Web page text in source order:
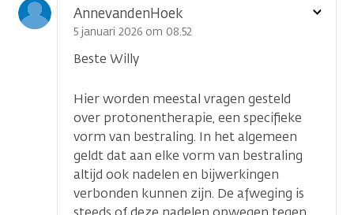
AnnevandenHoek
5 januari 2026 om 08.52
Beste Willy
Hier worden meestal vragen gesteld
over protonentherapie, een specifieke
vorm van bestraling. In het algemeen
geldt dat aan elke vorm van bestraling
altijd ook nadelen en bijwerkingen
verbonden kunnen zijn. De afweging is
Toon